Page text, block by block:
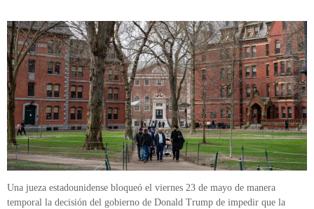
Una jueza estadounidense bloqueó el viernes 23 de mayo de manera
temporal la decisión del gobierno de Donald Trump de impedir que la